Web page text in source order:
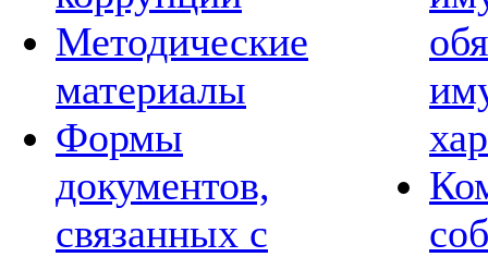
Методические
материалы
Формы
документов,
связанных с